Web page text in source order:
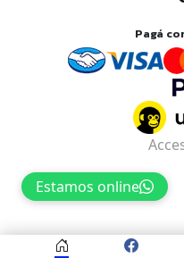
Pagá
Estamos online